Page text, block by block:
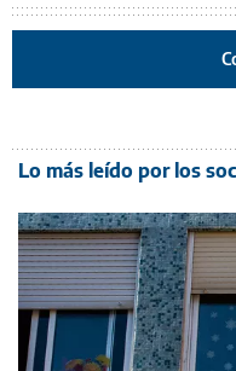
Lo más leído por los